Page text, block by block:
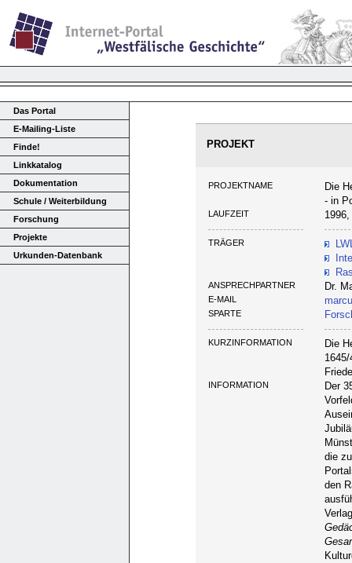
Das Portal
E-Mailing-Liste
Finde!
Linkkatalog
Dokumentation
Schule / Weiterbildung
Forschung
Projekte
Urkunden-Datenbank
PROJEKT
PROJEKTNAME
Die
- in
LAUFZEIT
TRÄGER
ANSPRECHPARTNER Dr.
E-MAIL
SPARTE
KURZINFORMATION
Die
INFORMATION
Der
die
den